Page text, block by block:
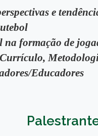
e
formação de
Educadores